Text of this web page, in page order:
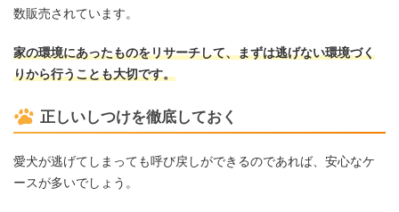
数販売されています。
家の環境にあったものをリサーチして、まずは逃げない環境づく
りから行うことも大切です。
正しいしつけを徹底しておく
愛犬が逃げてしまっても呼び戻しができるのであれば、安心なケ
ースが多いでしょう。